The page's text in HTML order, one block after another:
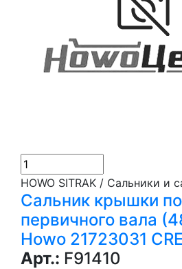
HOWO SITRAK / Сальники и
Сальник крышки
первичного вала
Howo 21723031
Арт.: F91410